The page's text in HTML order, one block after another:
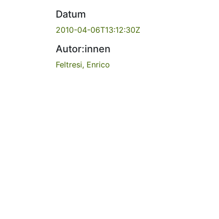
Datum
2010-04-06T13:12:30Z
Autor:innen
Feltresi, Enrico